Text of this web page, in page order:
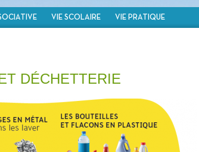
VIE SCOLAIRE VIE PRATIQUE
DÉCHETTERIE